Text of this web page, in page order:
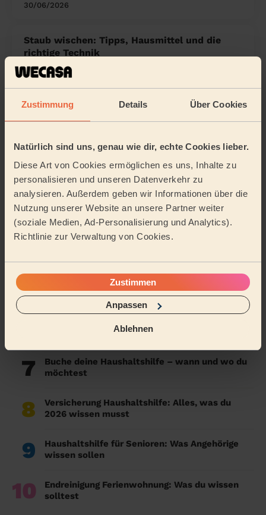
Zustimmung Details Über Cookies
Natürlich sind uns, genau wie dir, echte Cookies lieber.
Diese Art von Cookies ermöglichen es uns, Inhalte zu
personalisieren und unseren Datenverkehr zu
analysieren. Außerdem geben wir Informationen über die
Nutzung unserer Website an unsere Partner weiter
(soziale Medien, Ad-Personalisierung und Analytics).
Richtlinie zur Verwaltung von Cookies.
Zustimmen
Anpassen
Ablehnen
30/06/2026
Staub wischen: Tipps, Hausmittel und die
richtige Technik
26/06/2026
Top-Artikel Haushaltshilfe
2
Putzfrau auf Rechnung online buchen: Legal,
flexibel & steuerlich absetzbar
3 Warum Wecasa?
4 Wer wir sind – Wecasa hinter den Kulissen
5
respektvolle und geschlechtsneutrale
Alternativen
7
Buche deine Haushaltshilfe – wann und wo du
möchtest
8
Versicherung Haushaltshilfe: Alles, was du
2026 wissen musst
9
Haushaltshilfe für Senioren: Was Angehörige
wissen sollen
10
Endreinigung Ferienwohnung: Was du wissen
solltest